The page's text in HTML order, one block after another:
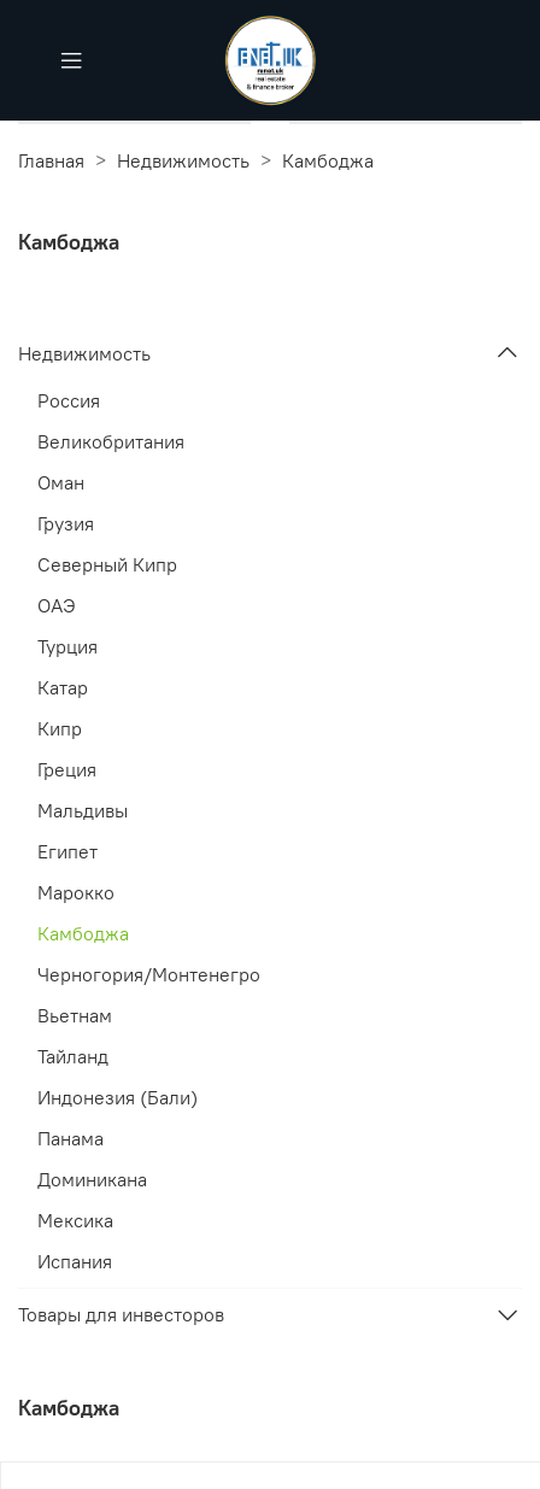
Главная Недвижимость Камбоджа
Камбоджа
Камбоджа
Недвижимость
Россия
Великобритания
Оман
Грузия
Северный Кипр
ОАЭ
Турция
Катар
Кипр
Греция
Мальдивы
Египет
Марокко
Камбоджа
Черногория/Монтенегро
Вьетнам
Тайланд
Индонезия (Бали)
Панама
Доминикана
Мексика
Испания
Товары для инвесторов